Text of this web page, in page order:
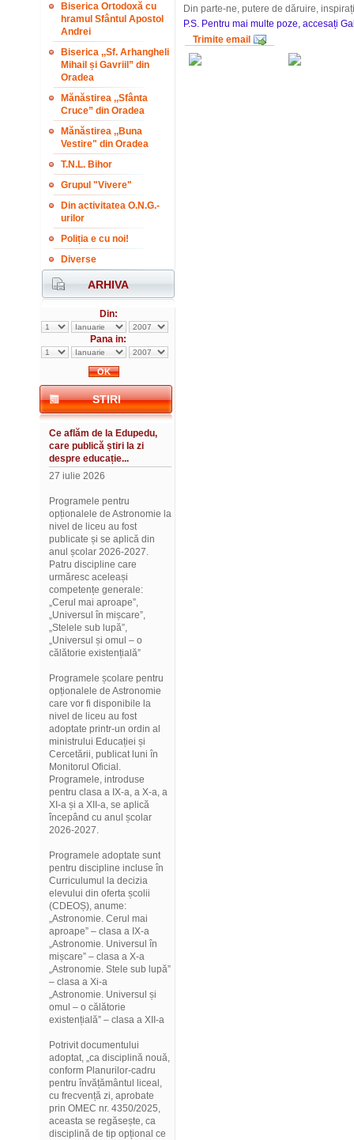
Biserica Ortodoxă cu
hramul Sfântul Apostol
Andrei
Biserica ,,Sf. Arhangheli
Mihail și Gavriil” din
Oradea
Mănăstirea ,,Sfânta
Cruce” din Oradea
Mănăstirea ,,Buna
Vestire" din Oradea
T.N.L. Bihor
Grupul "Vivere"
Din activitatea O.N.G.-
urilor
Poliția e cu noi!
Diverse
ARHIVA
Din:
Pana in:
STIRI
Ce aflăm de la Edupedu,
care publică știri la zi
despre educație...
27 iulie 2026
Programele pentru
opționalele de Astronomie la
nivel de liceu au fost
publicate și se aplică din
anul școlar 2026-2027.
Patru discipline care
urmăresc aceleași
competențe generale:
„Cerul mai aproape”,
„Universul în mișcare”,
„Stelele sub lupă”,
„Universul și omul – o
călătorie existențială”
Programele școlare pentru
opționalele de Astronomie
care vor fi disponibile la
nivel de liceu au fost
adoptate printr-un ordin al
ministrului Educației și
Cercetării, publicat luni în
Monitorul Oficial.
Programele, introduse
pentru clasa a IX-a, a X-a, a
XI-a și a XII-a, se aplică
începând cu anul școlar
2026-2027.
Programele adoptate sunt
pentru discipline incluse în
Curriculumul la decizia
elevului din oferta școlii
(CDEOȘ), anume:
„Astronomie. Cerul mai
aproape” – clasa a IX-a
„Astronomie. Universul în
mișcare” – clasa a X-a
„Astronomie. Stele sub lupă”
– clasa a Xi-a
„Astronomie. Universul și
omul – o călătorie
existențială” – clasa a XII-a
Potrivit documentului
adoptat, „ca disciplină nouă,
conform Planurilor-cadru
pentru învățământul liceal,
cu frecvență zi, aprobate
prin OMEC nr. 4350/2025,
aceasta se regăsește, ca
disciplină de tip opțional ce
Din parte-ne, putere de dăruire,
P.S. Pentru mai multe poze, accesați
Trimite email